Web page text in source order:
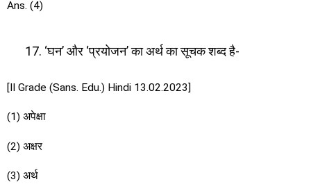
Ans. (4)
‘घन’ और ‘प्रयोजन’ का अर्थ का सूचक शब्द है-
[II Grade (Sans. Edu.) Hindi 13.02.2023]
(1) अपेक्षा
(2) अक्षर
(3) अर्थ